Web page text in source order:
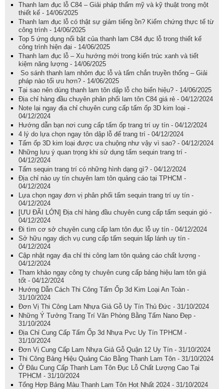
Thanh lam đục lỗ C84 – Giải pháp thẩm mỹ và kỹ thuật trong một
thiết kế - 14/06/2025
Thanh lam đục lỗ có thật sự giảm tiếng ồn? Kiểm chứng thực tế từ
công trình - 14/06/2025
Top 5 ứng dụng nổi bật của thanh lam C84 đục lỗ trong thiết kế
công trình hiện đại - 14/06/2025
Thanh lam đục lỗ – Xu hướng mới trong kiến trúc xanh và tiết
kiệm năng lượng - 14/06/2025
So sánh thanh lam nhôm đục lỗ và tấm chắn truyền thống – Giải
pháp nào tối ưu hơn? - 14/06/2025
Tại sao nên dùng thanh lam tôn dập lỗ cho biển hiệu? - 14/06/2025
Địa chỉ hàng đầu chuyên phân phối lam tôn C84 giá rẻ - 04/12/2024
Note lại ngay địa chỉ chuyên cung cấp tấm ốp 3D kim loại -
04/12/2024
Hướng dẫn bạn nơi cung cấp tấm ốp trang trí uy tín - 04/12/2024
4 lý do lựa chọn ngay tôn dập lỗ để trang trí - 04/12/2024
Tấm ốp 3D kim loại được ưa chuộng như vậy vì sao? - 04/12/2024
Những lưu ý quan trọng khi sử dụng tấm sequin trang trí -
04/12/2024
Tấm sequin trang trí có những hình dạng gì? - 04/12/2024
Địa chỉ nào uy tín chuyên lam tôn quảng cáo tại TPHCM -
04/12/2024
Lựa chọn ngay đơn vị phân phối tấm sequin trang trí uy tín -
04/12/2024
[ƯU ĐÃI LỚN] Địa chỉ hàng đầu chuyên cung cấp tấm sequin gió -
04/12/2024
Đi tìm cơ sở chuyên cung cấp lam tôn đục lỗ uy tín - 04/12/2024
Sở hữu ngay dịch vụ cung cấp tấm sequin lấp lánh uy tín -
04/12/2024
Cập nhật ngay địa chỉ thi công lam tôn quảng cáo chất lượng -
04/12/2024
Tham khảo ngay công ty chuyên cung cấp bảng hiệu lam tôn giá
tốt - 04/12/2024
Hướng Dẫn Cách Thi Công Tấm Ốp 3d Kim Loại An Toàn -
31/10/2024
Đơn Vị Thi Công Lam Nhựa Giả Gỗ Uy Tín Thủ Đức - 31/10/2024
Những Ý Tưởng Trang Trí Văn Phòng Bằng Tấm Nano Đẹp -
31/10/2024
Địa Chỉ Cung Cấp Tấm Ốp 3d Nhựa Pvc Uy Tín TPHCM -
31/10/2024
Đơn Vị Cung Cấp Lam Nhựa Giả Gỗ Quận 12 Uy Tín - 31/10/2024
Thi Công Bảng Hiệu Quảng Cáo Bằng Thanh Lam Tôn - 31/10/2024
Ở Đâu Cung Cấp Thanh Lam Tôn Đục Lỗ Chất Lượng Cao Tại
TPHCM - 31/10/2024
Tổng Hợp Bảng Màu Thanh Lam Tôn Hot Nhất 2024 - 31/10/2024